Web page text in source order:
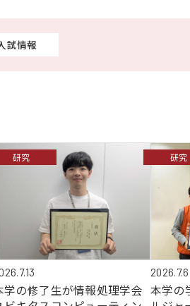
試情報
研究
学の修了生が情報処理学会
研究
2026.7.6
本学の